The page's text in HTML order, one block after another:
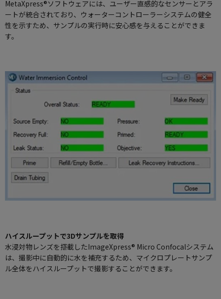
MetaXpress®ソフトウェアには、ユーザー直感的なセンサーとアラ
ートが統合されており、ウォーターコントローラーシステムの健全
性を示すため、サンプルの実行時に安心感を与えることができま
す。
ハイスループットで3Dサンプルを取得
水浸対物レンズを搭載したImageXpress® Micro Confocalシステム
は、撮影中に自動的に水を補充するため、マイクロプレートサンプ
ル全体をハイスループットで撮影することができます。